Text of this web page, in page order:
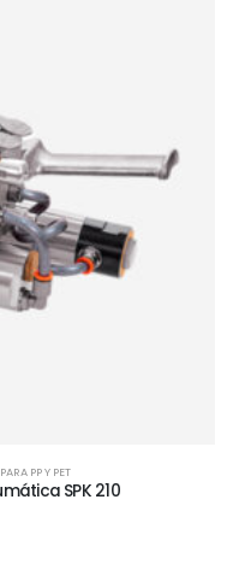
PP Y PET
SPK 210